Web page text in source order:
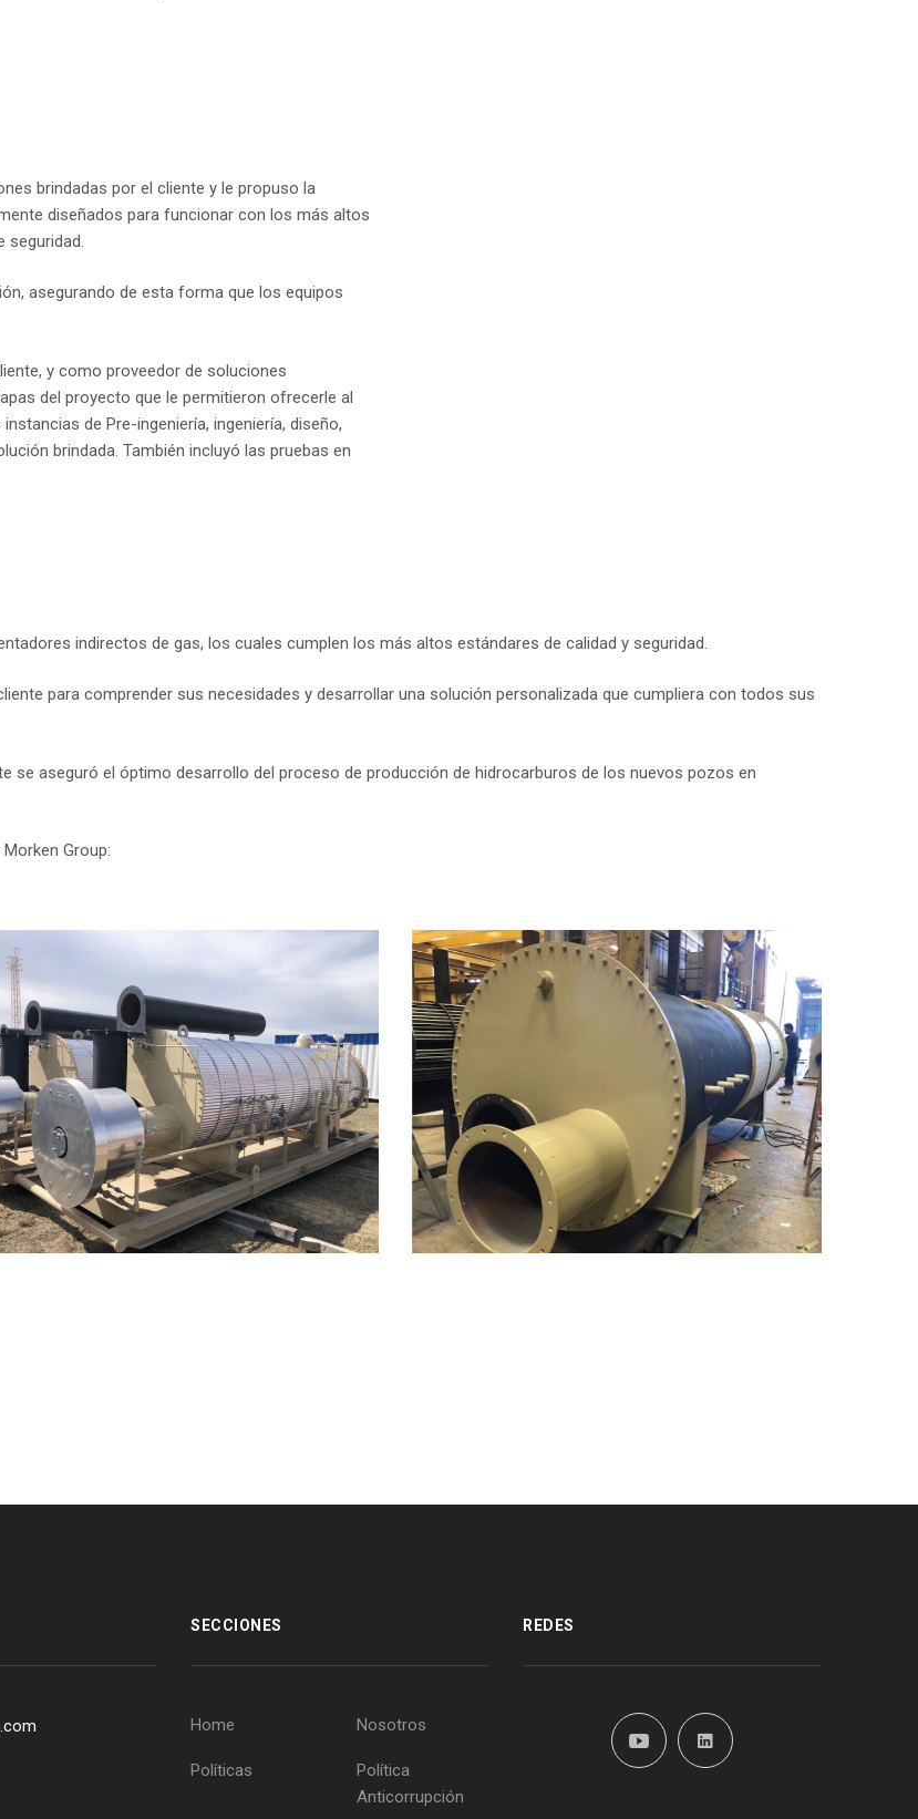
brindadas por el cliente y le propuso la
diseñados para funcionar con los más altos
asegurando de esta forma que los equipos
y como proveedor de soluciones
del proyecto que le permitieron ofrecerle al
de Pre-ingeniería, ingeniería, diseño,
brindada. También incluyó las pruebas en
indirectos de gas, los cuales cumplen los más altos estándares de calidad y seguridad.
para comprender sus necesidades y desarrollar una solución personalizada que cumpliera con todos sus
se aseguró el óptimo desarrollo del proceso de producción de hidrocarburos de los nuevos pozos en
Group:
SECCIONES
Home Nosotros
Políticas
Política
Anticorrupción
REDES